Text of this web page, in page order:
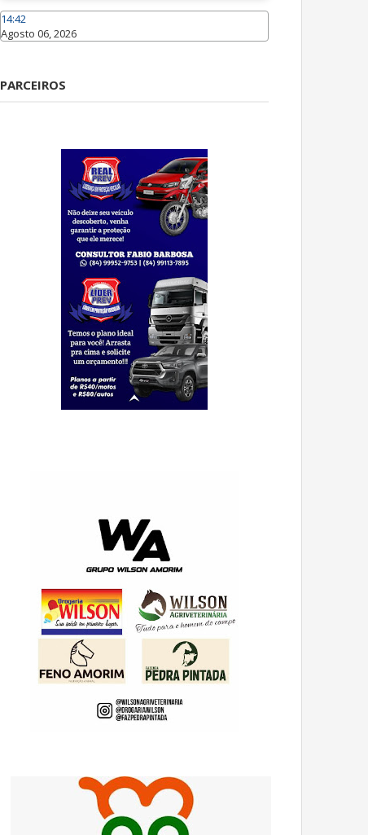
14:42
Agosto 06, 2026
PARCEIROS